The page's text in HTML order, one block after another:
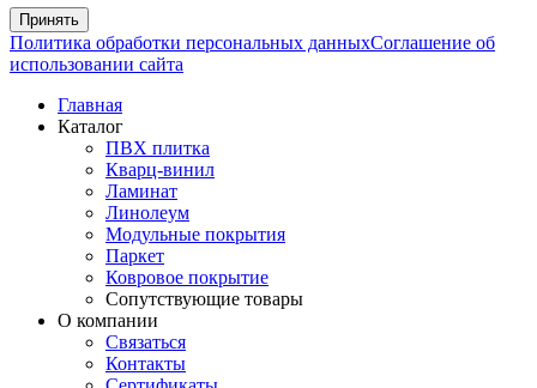
Принять
Политика обработки персональных данныхСоглашение об
использовании сайта
Главная
Каталог
ПВХ плитка
Кварц-винил
Ламинат
Линолеум
Модульные покрытия
Паркет
Ковровое покрытие
Сопутствующие товары
О компании
Связаться
Контакты